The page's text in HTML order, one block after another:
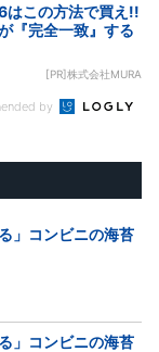
はこの方法で買え!!
『完全一致』する
[PR]株式会社MURA
by
」コンビニの海苔
」コンビニの海苔